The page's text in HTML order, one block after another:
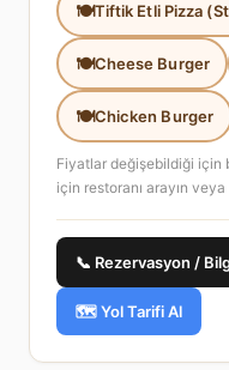
Tiftik Etli Pizza
Cheese Burger
Chicken Burger
Fiyatlar değişebildiği için
için restoranı arayın veya
📞 Rezervasyon /
🗺️ Yol Tarifi Al